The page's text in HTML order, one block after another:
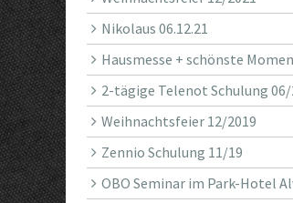
Nikolaus 06.12.21
Hausmesse + schönste
2-tägige Telenot Schulung 06/
Weihnachtsfeier 12/2019
Zennio Schulung 11/19
OBO Seminar im Park-Hotel